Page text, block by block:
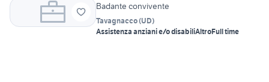
Badante convivente
Tavagnacco(UD)
Assistenza anziani e/o disabiliAltroFull time